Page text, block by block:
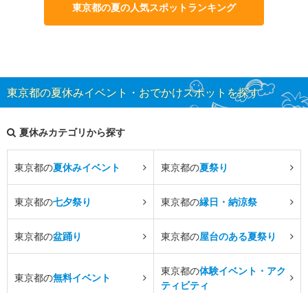
東京都の夏の人気スポットランキング
東京都の夏休みイベント・おでかけスポットを探す
夏休みカテゴリから探す
東京都の夏休みイベント 東京都の夏祭り
東京都の七夕祭り 東京都の縁日・納涼祭
東京都の盆踊り 東京都の屋台のある夏祭り
東京都の無料イベント
東京都の体験イベント・アク
ティビティ